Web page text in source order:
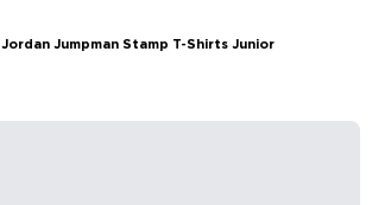
Jordan Jumpman Stamp T-Shirts Junior